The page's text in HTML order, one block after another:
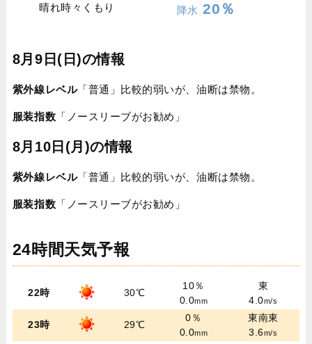
晴れ時々くもり 降水 20％
8月9日(日)の情報
紫外線レベル「普通」比較的弱いが、油断は禁物。
服装指数 「ノースリーブがお勧め」
8月10日(月)の情報
紫外線レベル「普通」比較的弱いが、油断は禁物。
服装指数 「ノースリーブがお勧め」
24時間天気予報
22時 30℃
10％
0.0mm
東
4.0m/s
23時 29℃
0％
0.0mm
東南東
3.6m/s